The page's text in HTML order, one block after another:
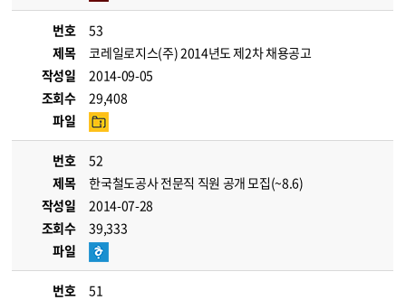
번호
53
제목
코레일로지스(주) 2014년도 제2차 채용공고
작성일
2014-09-05
조회수
29,408
파일
번호
52
제목
한국철도공사 전문직 직원 공개 모집(~8.6)
작성일
2014-07-28
조회수
39,333
파일
번호
51